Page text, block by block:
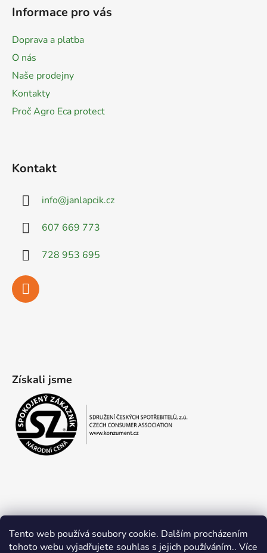
Tento web používá soubory cookie. Dalším procházením
tohoto webu vyjadřujete souhlas s jejich používáním.. Více
Informace pro vás
Doprava a platba
O nás
Naše prodejny
Kontakty
Proč Agro Eca protect
Kontakt
info@janlapcik.cz
607 669 773
728 953 695
Získali jsme